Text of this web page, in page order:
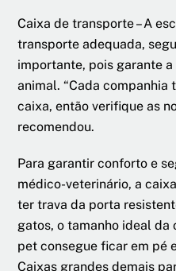
Caixa de transporte – A
transporte adequada,
importante, pois garante
animal. “Cada companhia
caixa, então verifique as
recomendou.
Para garantir conforto e
médico-veterinário, a
ter trava da porta
gatos, o tamanho ideal da
pet consegue ficar em pé
Caixas grandes demais